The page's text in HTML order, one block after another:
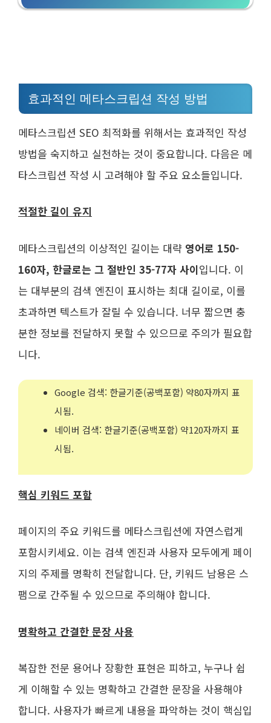
효과적인 메타스크립션 작성 방법
메타스크립션 SEO 최적화를 위해서는 효과적인 작성
방법을 숙지하고 실천하는 것이 중요합니다. 다음은 메
타스크립션 작성 시 고려해야 할 주요 요소들입니다.
적절한 길이 유지
메타스크립션의 이상적인 길이는 대략 영어로 150-
160자, 한글로는 그 절반인 35-77자 사이입니다. 이
는 대부분의 검색 엔진이 표시하는 최대 길이로, 이를
초과하면 텍스트가 잘릴 수 있습니다. 너무 짧으면 충
분한 정보를 전달하지 못할 수 있으므로 주의가 필요합
니다.
Google 검색: 한글기준(공백포함) 약80자까지 표
시됨.
네이버 검색: 한글기준(공백포함) 약120자까지 표
시됨.
핵심 키워드 포함
페이지의 주요 키워드를 메타스크립션에 자연스럽게
포함시키세요. 이는 검색 엔진과 사용자 모두에게 페이
지의 주제를 명확히 전달합니다. 단, 키워드 남용은 스
팸으로 간주될 수 있으므로 주의해야 합니다.
명확하고 간결한 문장 사용
복잡한 전문 용어나 장황한 표현은 피하고, 누구나 쉽
게 이해할 수 있는 명확하고 간결한 문장을 사용해야
합니다. 사용자가 빠르게 내용을 파악하는 것이 핵심입